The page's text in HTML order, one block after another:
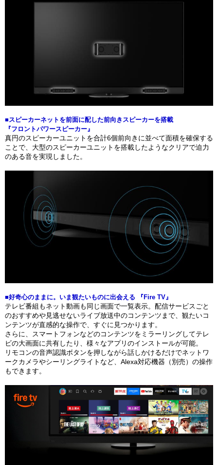
■スピーカーネットを前面に配した前向きスピーカーを搭載
『フロントパワースピーカー』
真円のスピーカーユニットを合計6個前向きに並べて面積を確保する
ことで、大型のスピーカーユニットを搭載したようなクリアで迫力
のある音を実現しました。
■好奇心のままに。いま観たいものに出会える 『Fire TV』
テレビ番組もネット動画も同じ画面で一覧表示。配信サービスごと
のおすすめや見逃せないライブ放送中のコンテンツまで、観たいコ
ンテンツが直感的な操作で、すぐに見つかります。
さらに、スマートフォンなどのコンテンツをミラーリングしてテレ
ビの大画面に共有したり、様々なアプリのインストールが可能。
リモコンの音声認識ボタンを押しながら話しかけるだけでネットワ
ークカメラやシーリングライトなど、Alexa対応機器（別売）の操作
もできます。